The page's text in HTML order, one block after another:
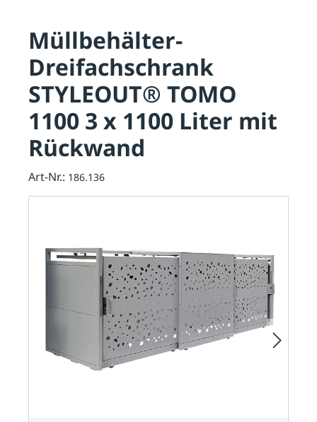
Müllbehälter-
Dreifachschrank
STYLEOUT® TOMO
1100 3 x 1100 Liter mit
Rückwand
Art-Nr.: 186.136